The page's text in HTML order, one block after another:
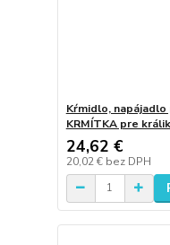
Kŕmidlo, napájadlo
KRMÍTKA pre
24,62 €
20,02 € bez DPH